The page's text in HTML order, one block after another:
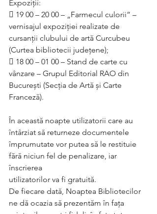
Expoziții:
 19 00 – 20 00 – „Farmecul culorii” –
vernisajul expoziției realizate de
cursanții clubului de artă Curcubeu
(Curtea bibliotecii județene);
 18 00 – 01 00 – Stand de carte cu
vânzare – Grupul Editorial RAO din
București (Secția de Artă și Carte
Franceză).
În această noapte utilizatorii care au
întârziat să returneze documentele
împrumutate vor putea să le restituie
fără niciun fel de penalizare, iar
înscrierea
utilizatorilor va fi gratuită.
De fiecare dată, Noaptea Bibliotecilor
ne dă ocazia să prezentăm în fața